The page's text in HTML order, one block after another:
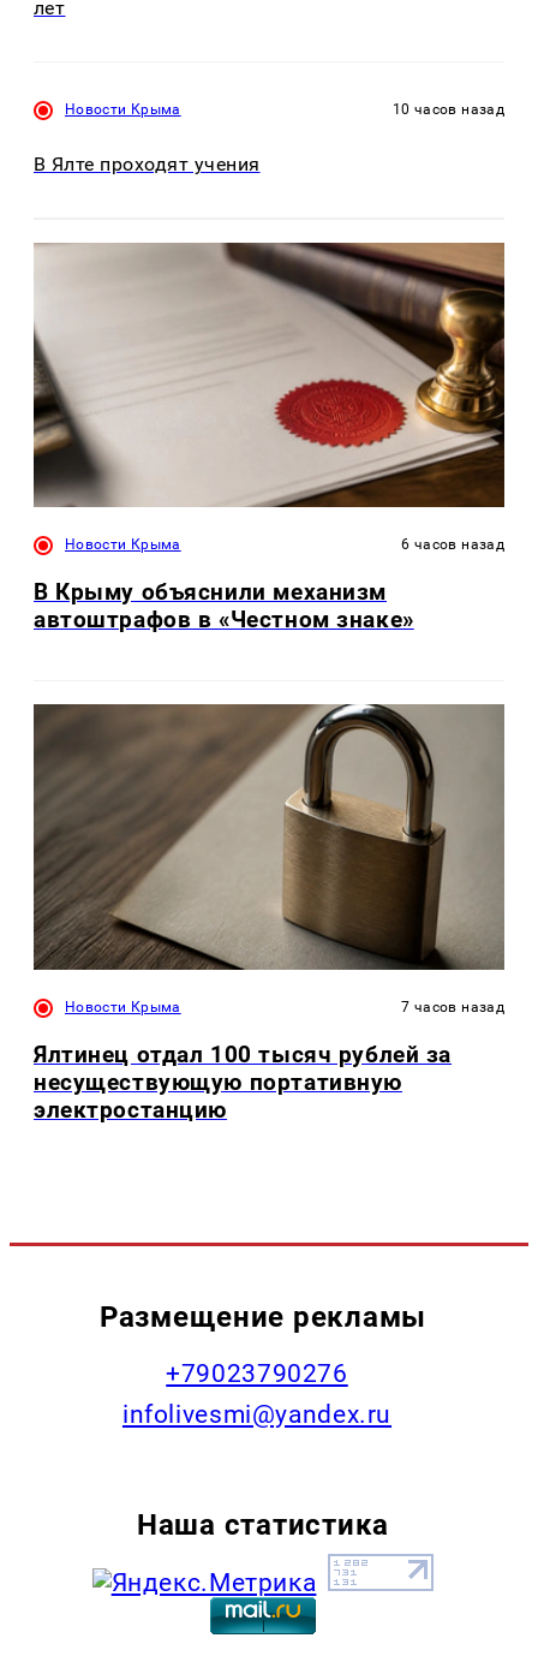
лет
Новости Крыма 10 часов назад
В Ялте проходят учения
Новости Крыма 6 часов назад
В Крыму объяснили механизм
автоштрафов в «Честном знаке»
Новости Крыма 7 часов назад
Ялтинец отдал 100 тысяч рублей за
несуществующую портативную
электростанцию
Размещение рекламы
+79023790276
infolivesmi@yandex.ru
Наша статистика